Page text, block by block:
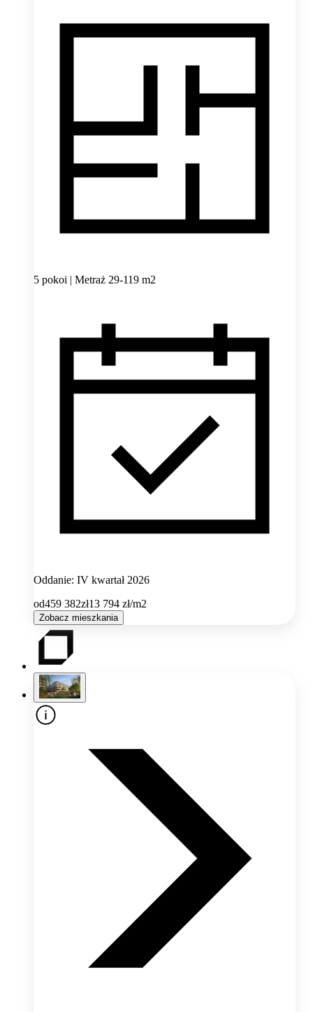
5 pokoi | Metraż 29-119 m2
Oddanie: IV kwartał 2026
od459 382zł13 794 zł/m2
Zobacz mieszkania